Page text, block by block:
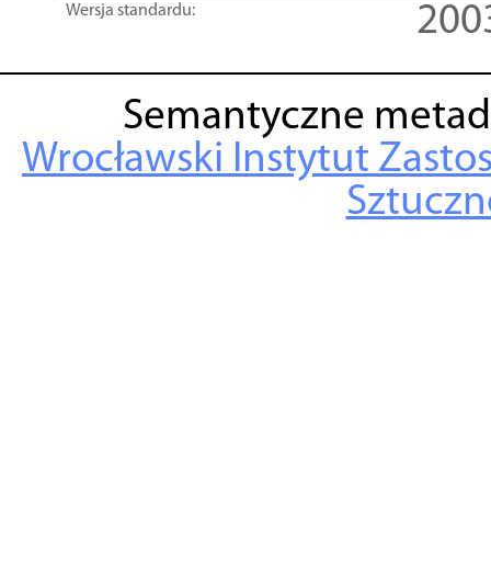
Wersja standardu:
Semantyczne
Wrocławski Instytut